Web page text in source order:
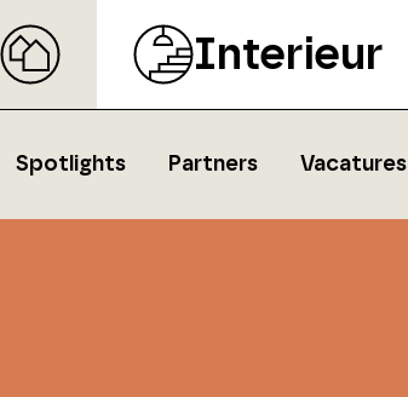
Interieur
Spotlights Partners Vacatures